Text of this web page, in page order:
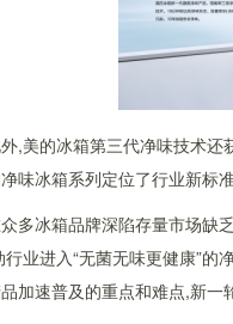
,美的冰箱第三代净味技术
味冰箱系列定位了行业新标
多冰箱品牌深陷存量市场缺
行业进入“无菌无味更健康”
加速普及的重点和难点,新一